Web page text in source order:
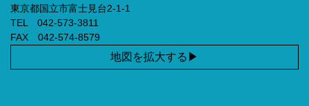
東京都国立市富士見台2-1-1
TEL 042-573-3811
FAX 042-574-8579
地図を拡大する